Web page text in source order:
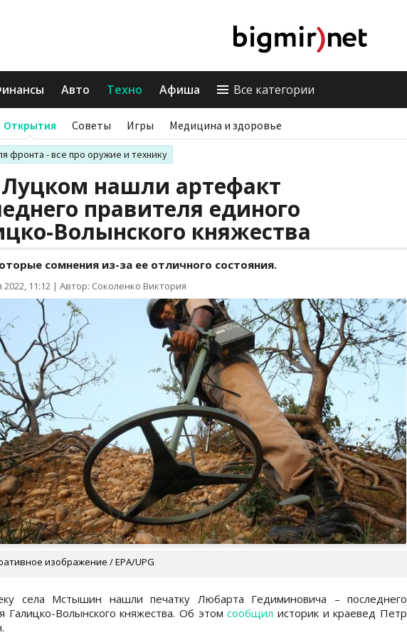
Авто Техно Афиша Все категории
Открытия Советы Игры Медицина и здоровье
фронта - все про оружие и технику
нашли артефакт
правителя единого
Волынского княжества
сомнения из-за ее отличного состояния.
11:12 | Автор: Соколенко Виктория
изображение / EPA/UPG
села Мстышин нашли печатку Любарта Гедиминовича – последнего
Галицко-Волынского княжества. Об этомсообщил историк и краевед Петр